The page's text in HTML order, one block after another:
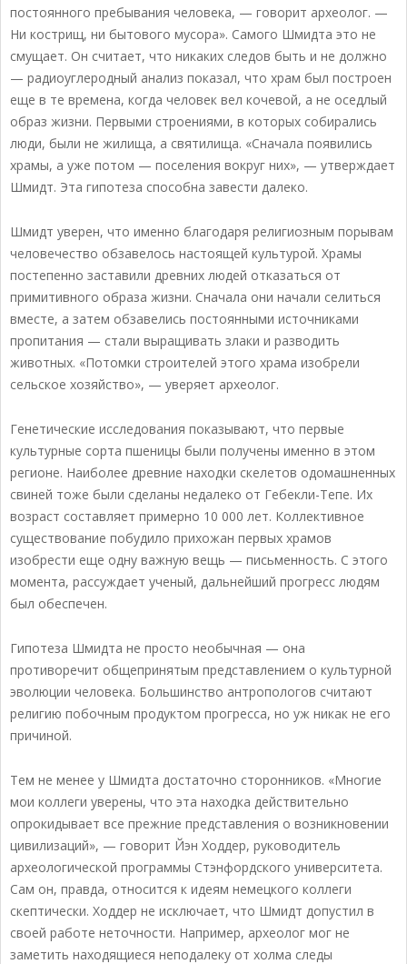
постоянного пребывания человека, — говорит археолог. —
Ни кострищ, ни бытового мусора». Самого Шмидта это не
смущает. Он считает, что никаких следов быть и не должно
— радиоуглеродный анализ показал, что храм был построен
еще в те времена, когда человек вел кочевой, а не оседлый
образ жизни. Первыми строениями, в которых собирались
люди, были не жилища, а святилища. «Сначала появились
храмы, а уже потом — поселения вокруг них», — утверждает
Шмидт. Эта гипотеза способна завести далеко.
Шмидт уверен, что именно благодаря религиозным порывам
человечество обзавелось настоящей культурой. Храмы
постепенно заставили древних людей отказаться от
примитивного образа жизни. Сначала они начали селиться
вместе, а затем обзавелись постоянными источниками
пропитания — стали выращивать злаки и разводить
животных. «Потомки строителей этого храма изобрели
сельское хозяйство», — уверяет археолог.
Генетические исследования показывают, что первые
культурные сорта пшеницы были получены именно в этом
регионе. Наиболее древние находки скелетов одомашненных
свиней тоже были сделаны недалеко от Гебекли-Тепе. Их
возраст составляет примерно 10 000 лет. Коллективное
существование побудило прихожан первых храмов
изобрести еще одну важную вещь — письменность. С этого
момента, рассуждает ученый, дальнейший прогресс людям
был обеспечен.
Гипотеза Шмидта не просто необычная — она
противоречит общепринятым представлением о культурной
эволюции человека. Большинство антропологов считают
религию побочным продуктом прогресса, но уж никак не его
причиной.
Тем не менее у Шмидта достаточно сторонников. «Многие
мои коллеги уверены, что эта находка действительно
опрокидывает все прежние представления о возникновении
цивилизаций», — говорит Йэн Ходдер, руководитель
археологической программы Стэнфордского университета.
Сам он, правда, относится к идеям немецкого коллеги
скептически. Ходдер не исключает, что Шмидт допустил в
своей работе неточности. Например, археолог мог не
заметить находящиеся неподалеку от холма следы